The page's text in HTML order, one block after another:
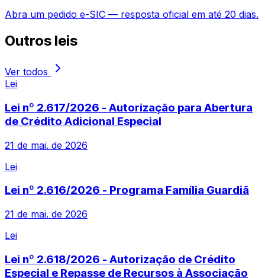
Abra um pedido e-SIC — resposta oficial em até 20 dias.
Outros leis
Ver todos
Lei
Lei nº 2.617/2026 - Autorização para Abertura
de Crédito Adicional Especial
21 de mai. de 2026
Lei
Lei nº 2.616/2026 - Programa Família Guardiã
21 de mai. de 2026
Lei
Lei nº 2.618/2026 - Autorização de Crédito
Especial e Repasse de Recursos à Associação